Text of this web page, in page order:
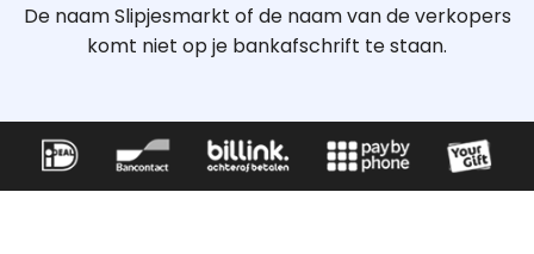
De naam Slipjesmarkt of de naam van de verkopers
komt niet op je bankafschrift te staan.